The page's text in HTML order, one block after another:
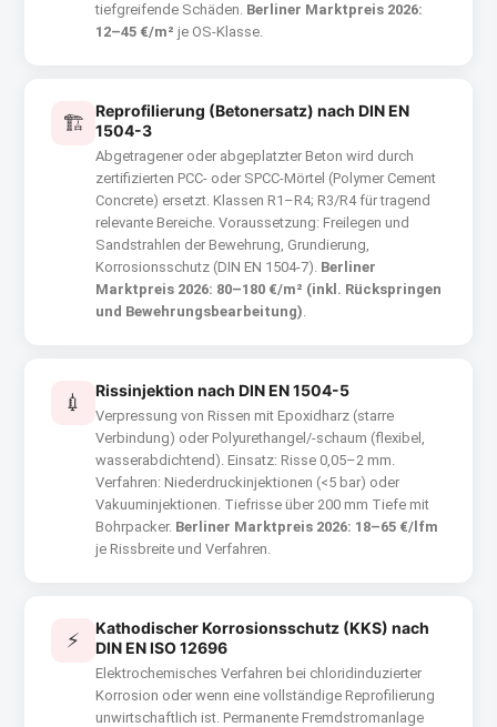
tiefgreifende Schäden. Berliner Marktpreis 2026:
12–45 €/m² je OS-Klasse.
🏗
Reprofilierung (Betonersatz) nach DIN EN
1504-3
Abgetragener oder abgeplatzter Beton wird durch
zertifizierten PCC- oder SPCC-Mörtel (Polymer Cement
Concrete) ersetzt. Klassen R1–R4; R3/R4 für tragend
relevante Bereiche. Voraussetzung: Freilegen und
Sandstrahlen der Bewehrung, Grundierung,
Korrosionsschutz (DIN EN 1504-7). Berliner
Marktpreis 2026: 80–180 €/m² (inkl. Rückspringen
und Bewehrungsbearbeitung).
💉
Rissinjektion nach DIN EN 1504-5
Verpressung von Rissen mit Epoxidharz (starre
Verbindung) oder Polyurethangel/-schaum (flexibel,
wasserabdichtend). Einsatz: Risse 0,05–2 mm.
Verfahren: Niederdruckinjektionen (<5 bar) oder
Vakuuminjektionen. Tiefrisse über 200 mm Tiefe mit
Bohrpacker. Berliner Marktpreis 2026: 18–65 €/lfm
je Rissbreite und Verfahren.
⚡
Kathodischer Korrosionsschutz (KKS) nach
DIN EN ISO 12696
Elektrochemisches Verfahren bei chloridinduzierter
Korrosion oder wenn eine vollständige Reprofilierung
unwirtschaftlich ist. Permanente Fremdstromanlage